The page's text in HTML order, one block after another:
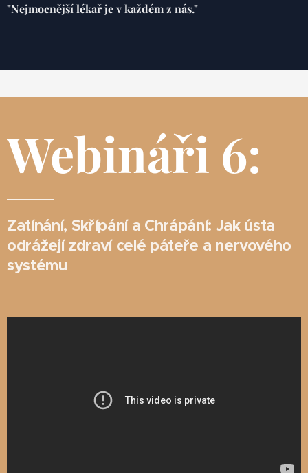
"Nejmocnější lékař je v každém z nás."
Webináři 6:
Zatínání, Skřípání a Chrápání: Jak ústa
odrážejí zdraví celé páteře a nervového
systému